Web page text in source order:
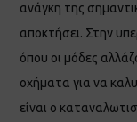
ανάγκη της
αποκτήσει. Στην
όπου οι μόδες
οχήματα για να
είναι ο